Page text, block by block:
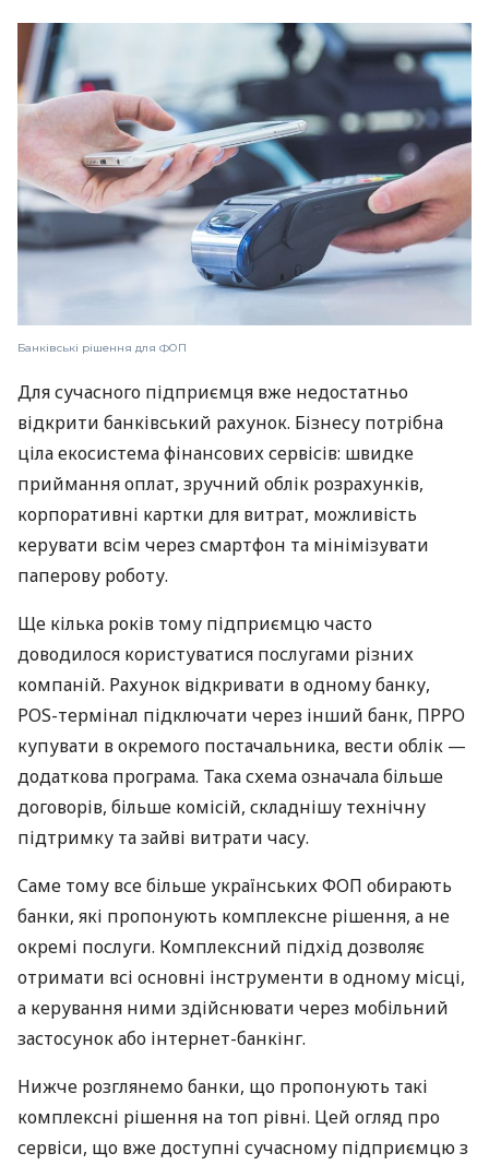
Банківські рішення для ФОП
Для сучасного підприємця вже недостатньо
відкрити банківський рахунок. Бізнесу потрібна
ціла екосистема фінансових сервісів: швидке
приймання оплат, зручний облік розрахунків,
корпоративні картки для витрат, можливість
керувати всім через смартфон та мінімізувати
паперову роботу.
Ще кілька років тому підприємцю часто
доводилося користуватися послугами різних
компаній. Рахунок відкривати в одному банку,
POS-термінал підключати через інший банк, ПРРО
купувати в окремого постачальника, вести облік —
додаткова програма. Така схема означала більше
договорів, більше комісій, складнішу технічну
підтримку та зайві витрати часу.
Саме тому все більше українських ФОП обирають
банки, які пропонують комплексне рішення, а не
окремі послуги. Комплексний підхід дозволяє
отримати всі основні інструменти в одному місці,
а керування ними здійснювати через мобільний
застосунок або інтернет-банкінг.
Нижче розглянемо банки, що пропонують такі
комплексні рішення на топ рівні. Цей огляд про
сервіси, що вже доступні сучасному підприємцю з